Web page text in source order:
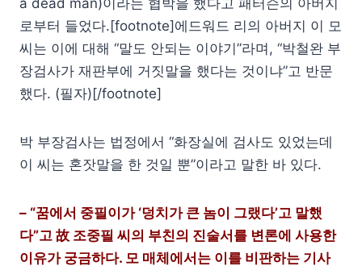
a dead man)이라는 협박을 했다고 패터슨의 아버지
로부터 들었다.[footnote]에드워드 리의 아버지 이 모
씨는 이에 대해 “말도 안되는 이야기”라며, “박철완 부
장검사가 재판부에 거짓말을 했다는 것이냐”고 반문
했다. (필자)[/footnote]
박 부장검사는 법정에서 “화장실에 검사도 있었는데
이 씨는 혼잣말을 한 것일 뿐”이라고 말한 바 있다.
– “꿈에서 중필이가 ‘덩치가 큰 놈이 그랬다’고 말했
다”고 故 조중필 씨의 부친의 진술서를 변론에 사용한
이유가 궁금하다. 모 매체에서는 이를 비판하는 기사